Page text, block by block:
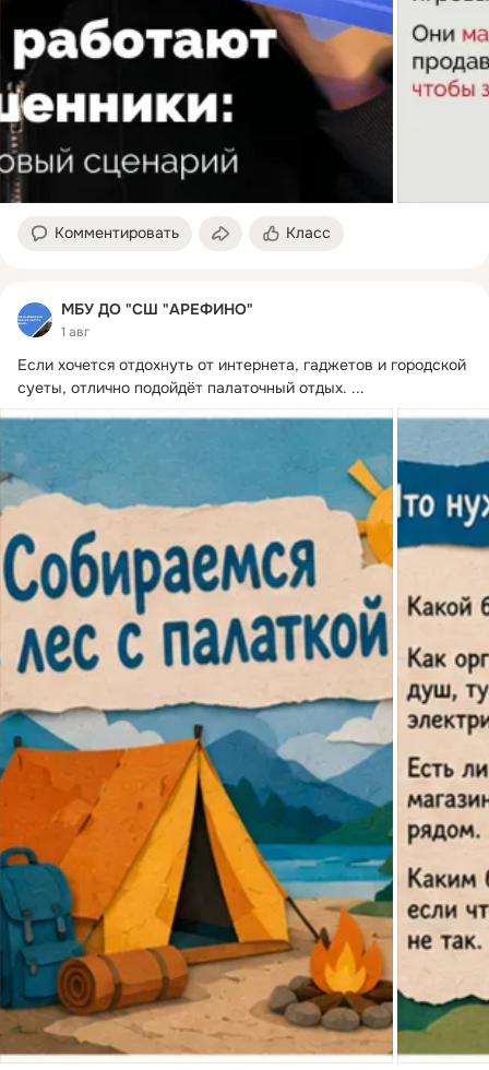
Комментировать Класс
МБУ ДО "СШ "АРЕФИНО"
1 авг
Если хочется отдохнуть от интернета, гаджетов и городской
суеты, отлично подойдёт палаточный отдых. ...